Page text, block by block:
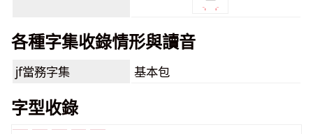
各種字集收錄情形與讀音
jf當務字集 基本包
字型收錄